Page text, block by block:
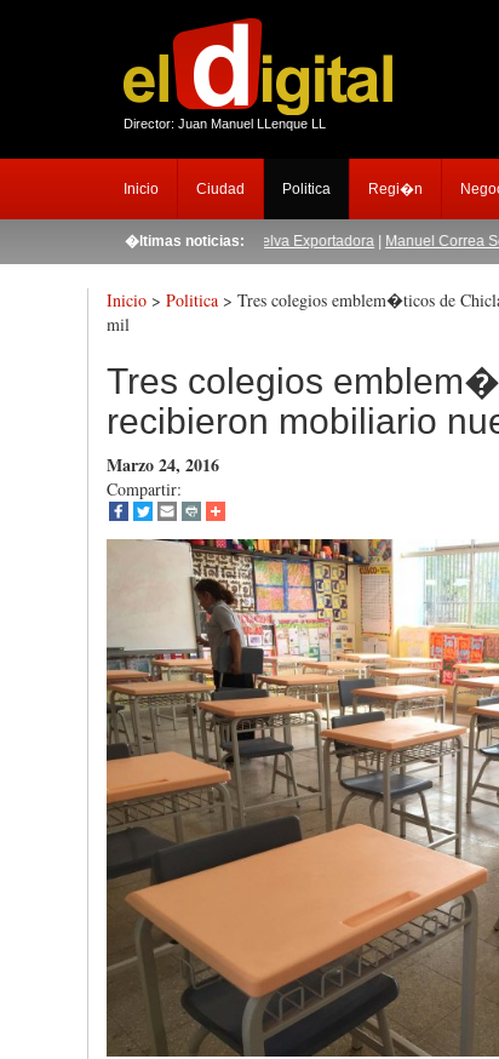
Director: Juan Manuel LLenque LL
Inicio Ciudad Politica Regi�n
�ltimas noticias:
en la sierra con Sierra y Selva Exportadora|Manuel Correa Sovero
Inicio > Politica > Tres colegios emblem�ticos de
Tres colegios
Marzo 24, 2016
Compartir: